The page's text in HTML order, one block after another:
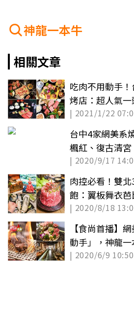
神龍一本牛
相關文章
吃肉不用動手
烤店：超人氣
牛吃得到
| 2021/1/22
台中4家網美系
楓紅、復古清
| 2020/9/17
肉控必看！雙
飽：翼板舞衣
| 2020/8/18
【食尚首播】
動手」，神龍
食材超有哏
| 2020/6/9